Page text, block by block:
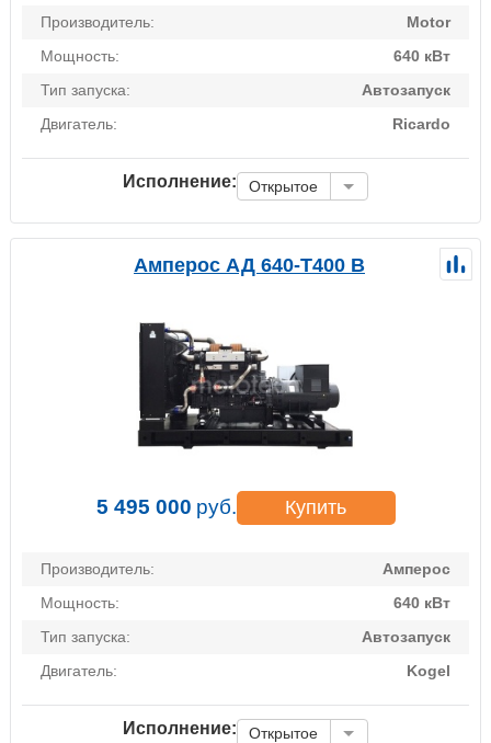
Производитель:
Motor
Мощность:
640 кВт
Тип запуска:
Автозапуск
Двигатель:
Ricardo
Исполнение: Открытое
Амперос АД 640-Т400 B
5 495 000 руб. Купить
Производитель:
Амперос
Мощность:
640 кВт
Тип запуска:
Автозапуск
Двигатель:
Kogel
Исполнение: Открытое